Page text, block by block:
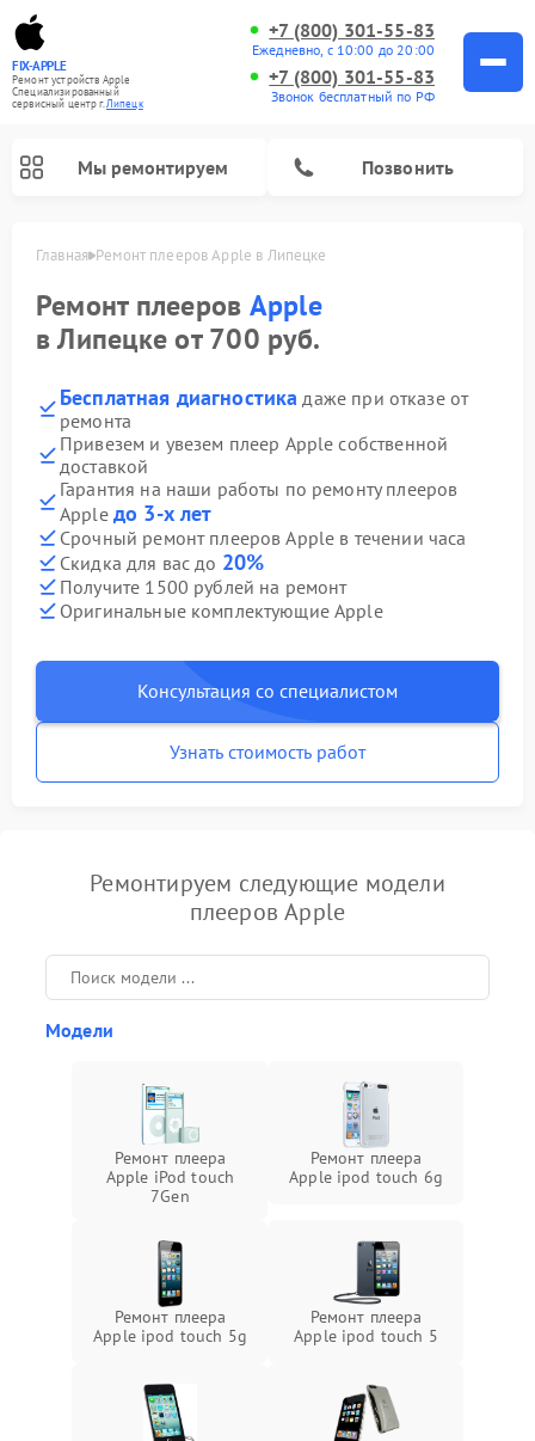
FIX-APPLE
Ремонт устройств Apple
Специализированный
cервисный центр г.Липецк
+7 (800) 301-55-83
Ежедневно, с 10:00 до 20:00
+7 (800) 301-55-83
Звонок бесплатный по РФ
Мы ремонтируем Позвонить
Главная Ремонт плееров Apple в Липецке
Ремонт плееров Apple
в Липецке от 700 руб.
Бесплатная диагностика даже при отказе от
ремонта
Привезем и увезем плеер Apple собственной
доставкой
Гарантия на наши работы по ремонту плееров
Apple до 3-х лет
Срочный ремонт плееров Apple в течении часа
Скидка для вас до 20%
Получите 1500 рублей на ремонт
Оригинальные комплектующие Apple
Консультация со специалистом
Узнать стоимость работ
Ремонтируем следующие модели
плееров Apple
Модели
Ремонт плеера
Apple iPod touch
7Gen
Ремонт плеера
Apple ipod touch 6g
Ремонт плеера
Apple ipod touch 5g
Ремонт плеера
Apple ipod touch 5